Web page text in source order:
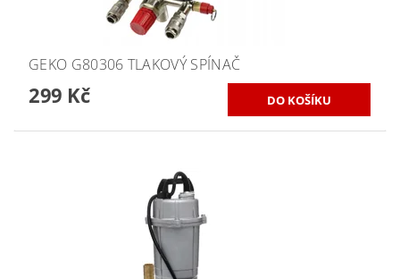
GEKO G80306 TLAKOVÝ SPÍNAČ
299 Kč